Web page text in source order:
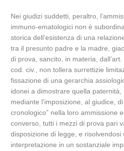
Nei giudizi suddetti, peraltro,
immuno-ematologici non è
storica dell’esistenza di una
tra il presunto padre e la madre,
di prova, sancito, in materia,
cod. civ., non tollera surrettizie
fissazione di una gerarchia
idonei a dimostrare quella paternità,
mediante l’imposizione, al giudice,
cronologico” nella loro ammissione
converso, tutti i mezzi di prova pari
disposizione di legge, e risolvendosi
interpretazione in un sostanziale